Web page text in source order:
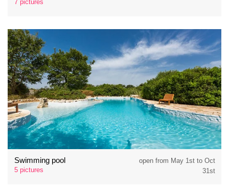
7 pictures
Swimming pool
5 pictures
open from May 1st to Oct
31st